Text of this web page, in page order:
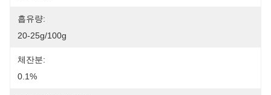
흡유량:
20-25g/100g
체잔분:
0.1%